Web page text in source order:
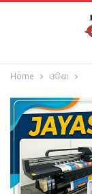
Home ଓଡିଶା